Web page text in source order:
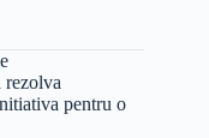
rezolva
pentru o